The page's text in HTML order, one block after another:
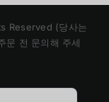
Reserved (당사는
문 전 문의해 주세
Chinese